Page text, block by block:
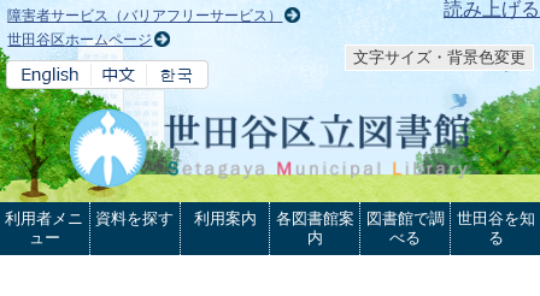
本文へ 読み上げる
障害者サービス（バリアフリーサービス）
世田谷区ホームページ
文字サイズ・背景色変更
利用者メニ
ュー
資料を探す 利用案内
各図書館案
内
図書館で調
べる
世田谷を知
る